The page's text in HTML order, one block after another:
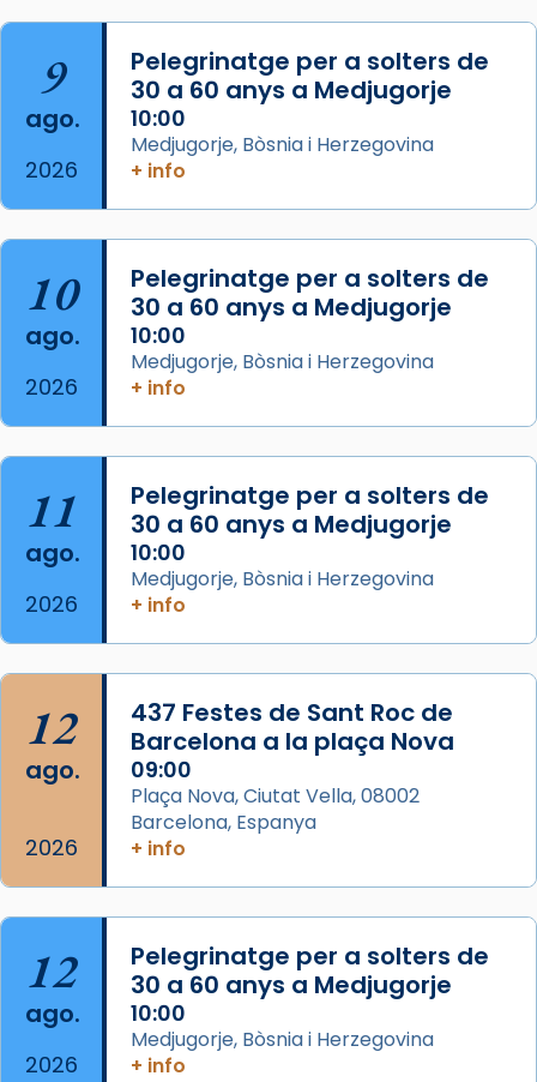
L’arquebisbe de Barcelona, el cardenal Joan
Josep Omella, ha presidit la missa i l’ha
concelebrat el bisbe auxiliar de Barcelona,
Mons. David Abadías.
📸 Dr. G. Simón
Foto
Arquebisbat de Barcelona
2 weeks ago
Memòria de les santes Juliana i
Acompanyant la història de sant Cugat, a
partir de l’Edat Mitjana sorgeix la tradició
que les santes Juliana (“relatiu a Júlia”) i
Semproniana (“relatiu a Semprònia =
eterna”) són deixebles seves. I l’any 1667, el
frare Joan Gaspar Roig, afirma en una obra
que les santes són filles de l’antiga Iluro.
Mataró en reivindicarà les relíq
Foto
View on Facebook · Share
9
ago.
2026
Pelegrinatge per a solters de
30 a 60 anys a Medjugorje
10:00
Medjugorje, Bòsnia i Herzegovina
+ info
10
ago.
2026
Pelegrinatge per a solters de
30 a 60 anys a Medjugorje
10:00
Medjugorje, Bòsnia i Herzegovina
+ info
11
ago.
2026
Pelegrinatge per a solters de
30 a 60 anys a Medjugorje
10:00
Medjugorje, Bòsnia i Herzegovina
+ info
12
ago.
2026
437 Festes de Sant Roc de
Barcelona a la plaça Nova
09:00
Plaça Nova, Ciutat Vella, 08002
Barcelona, Espanya
+ info
12
ago.
2026
Pelegrinatge per a solters de
30 a 60 anys a Medjugorje
10:00
Medjugorje, Bòsnia i Herzegovina
+ info